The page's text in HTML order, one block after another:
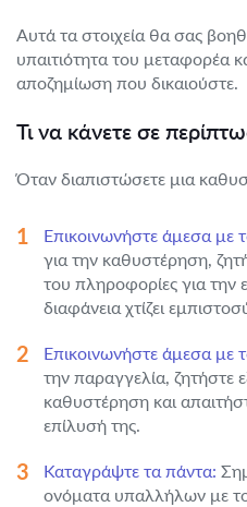
Αυτά τα στοιχεία θα σας
υπαιτιότητα του μεταφορέα
αποζημίωση που δικαιούστε.
Τι να κάνετε σε
Όταν διαπιστώσετε μια
Επικοινωνήστε άμεσα με
για την καθυστέρηση,
του πληροφορίες για την
διαφάνεια χτίζει
Επικοινωνήστε άμεσα με
την παραγγελία, ζητήστε
καθυστέρηση και
επίλυσή της.
Καταγράψτε τα πάντα:
ονόματα υπαλλήλων με